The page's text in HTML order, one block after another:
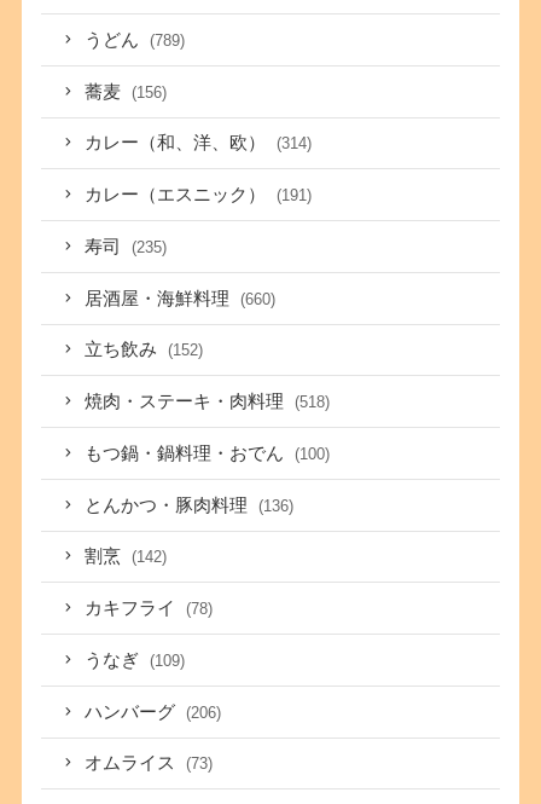
うどん (789)
蕎麦 (156)
カレー（和、洋、欧） (314)
カレー（エスニック） (191)
寿司 (235)
居酒屋・海鮮料理 (660)
立ち飲み (152)
焼肉・ステーキ・肉料理 (518)
もつ鍋・鍋料理・おでん (100)
とんかつ・豚肉料理 (136)
割烹 (142)
カキフライ (78)
うなぎ (109)
ハンバーグ (206)
オムライス (73)